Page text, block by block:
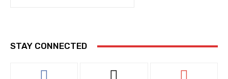
STAY CONNECTED